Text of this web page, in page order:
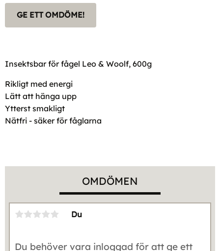
GE ETT OMDÖME!
Insektsbar för fågel Leo & Woolf, 600g
Rikligt med energi
Lätt att hänga upp
Ytterst smakligt
Nätfri - säker för fåglarna
OMDÖMEN
Du